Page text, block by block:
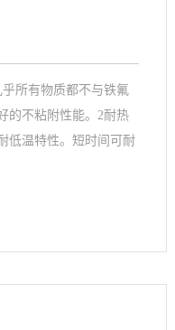
所有物质都不与铁氟
的不粘附性能。2耐热
低温特性。短时间可耐